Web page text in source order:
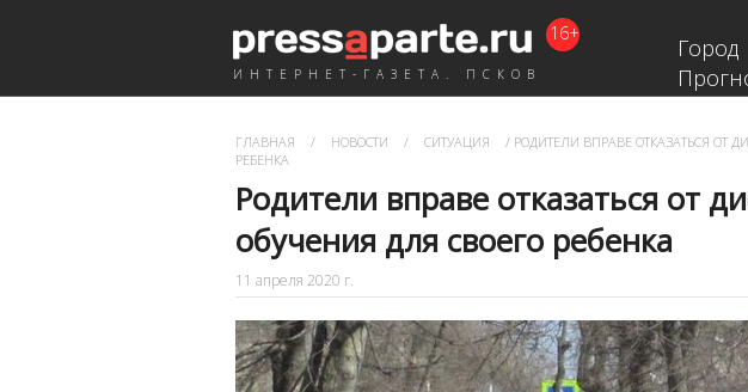
ИНТЕРНЕТ-ГАЗЕТА. ПСКОВ
16+
Город
ГЛАВНАЯ / НОВОСТИ / СИТУАЦИЯ / РОДИТЕЛИ ВПРАВЕ ОТКАЗАТЬСЯ ОТ
РЕБЕНКА
Родители вправе отказаться от
обучения для своего ребенка
11 апреля 2020 г.